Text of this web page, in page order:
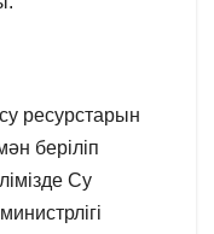
ресурстарын
беріліп
Су